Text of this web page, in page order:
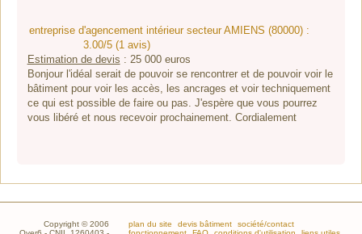
entreprise d'agencement intérieur secteur AMIENS (80000) :
3.00/5 (1 avis)
Estimation de devis : 25 000euros
Bonjour l'idéal serait de pouvoir se rencontrer et de pouvoir voir le
bâtiment pour voir les accès, les ancrages et voir techniquement
ce qui est possible de faire ou pas. J'espère que vous pourrez
vous libéré et nous recevoir prochainement. Cordialement
Copyright © 2006
plan du site devis bâtiment
société/contact